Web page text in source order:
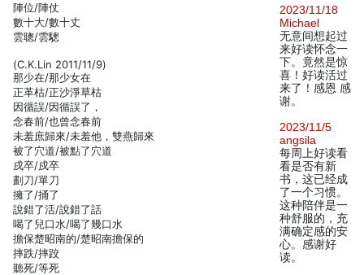
陣位/陣仗
數十大/數十丈
雲聰/雲驄
(C.K.Lin 2011/11/9)
那少在/那少女在
正革枯/正沙淨草枯
因循誤/因循誤了，
念春前/也曾念春前
未羞庶歸來/未羞他，雙燕歸來
被了穴道/被點了穴道
戌卒/戍卒
劃刀/單刀
擁了/捅了
說錯了活/說錯了話
喝了兒口水/喝了幾口水
擔保楚昭南的/楚昭南擔保的
摔跌/摔跤
聽死/等死
2023/11/18
Michael
无意间想起过
来好读怀念一
下。竟然是惊
喜！好读活过
来了！感恩 感
谢。
2023/11/5
angsila
每周上好读看
看是否有新
书，这已经成
了一个习惯。
这种陪伴是一
种舒服的，充
满确定感的安
心。感谢好
读。